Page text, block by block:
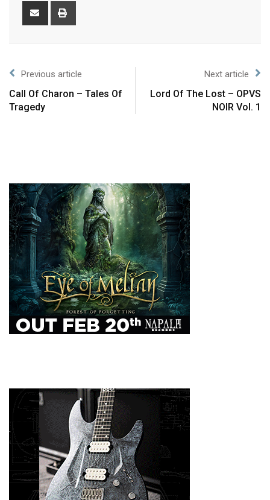
Previous article
Call Of Charon – Tales Of
Tragedy
Next article
Lord Of The Lost – OPVS
NOIR Vol. 1